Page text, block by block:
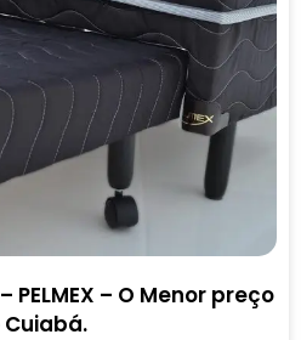
PELMEX – O Menor preço
Cuiabá.